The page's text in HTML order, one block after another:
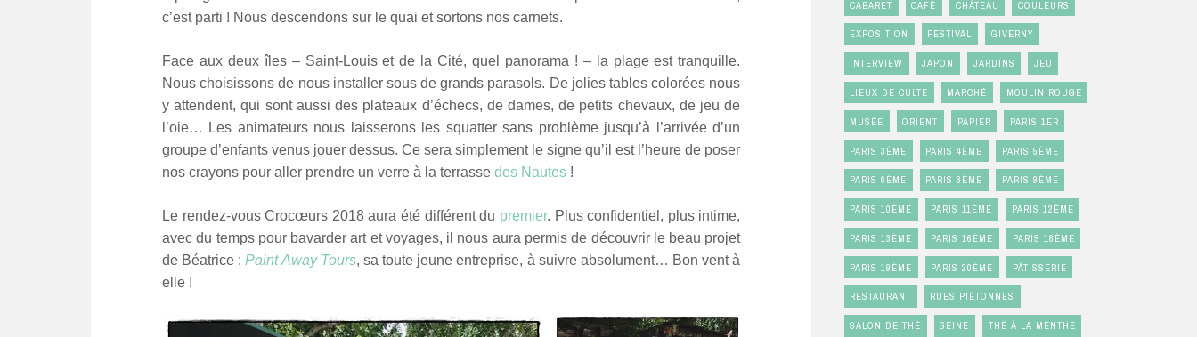
c’est parti ! Nous descendons sur le quai et sortons nos carnets.
Face aux deux îles – Saint-Louis et de la Cité, quel panorama ! – la plage est tranquille.
Nous choisissons de nous installer sous de grands parasols. De jolies tables colorées nous
y attendent, qui sont aussi des plateaux d’échecs, de dames, de petits chevaux, de jeu de
l’oie… Les animateurs nous laisserons les squatter sans problème jusqu’à l’arrivée d’un
groupe d’enfants venus jouer dessus. Ce sera simplement le signe qu’il est l’heure de poser
nos crayons pour aller prendre un verre à la terrasse des Nautes !
Le rendez-vous Crocœurs 2018 aura été différent du premier. Plus confidentiel, plus intime,
avec du temps pour bavarder art et voyages, il nous aura permis de découvrir le beau projet
de Béatrice :Paint Away Tours, sa toute jeune entreprise, à suivre absolument… Bon vent à
elle !
CABARET CAFÉ CHÂTEAU COULEURS
EXPOSITION FESTIVAL GIVERNY
INTERVIEW JAPON JARDINS JEU
LIEUX DE CULTE MARCHÉ MOULIN ROUGE
MUSÉE ORIENT PAPIER PARIS 1ER
PARIS 3ÈME PARIS 4ÈME PARIS 5ÈME
PARIS 6ÈME PARIS 8ÈME PARIS 9ÈME
PARIS 10ÈME PARIS 11ÈME PARIS 12ÈME
PARIS 13ÈME PARIS 16ÈME PARIS 18ÈME
PARIS 19ÈME PARIS 20ÈME PÂTISSERIE
RESTAURANT RUES PIÉTONNES
SALON DE THÉ SEINE THÉ À LA MENTHE